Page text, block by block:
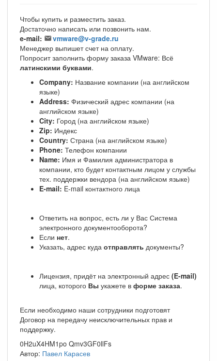
Чтобы купить и разместить заказ.
Достаточно написать или позвонить нам.
e-mail:
vmware@v-grade.ru
Менеджер выпишет счет на оплату.
Попросит заполнить форму заказа VMware: Всё
латинскими буквами.
Company: Название компании (на английском
языке)
Address: Физический адрес компании (на
английском языке)
City: Город (на английском языке)
Zip: Индекс
Country: Страна (на английском языке)
Phone: Телефон компании
Name: Имя и Фамилия администратора в
компании, кто будет контактным лицом у службы
тех. поддержки вендора (на английском языке)
E-mail: E-mail контактного лица
Ответить на вопрос, есть ли у Вас Система
электронного документооборота?
Если нет.
Указать, адрес куда отправлять документы?
Лицензия, придёт на электронный адрес (E-mail)
лица, которого Вы укажете в форме заказа.
Если необходимо наши сотрудники подготовят
Договор на передачу неисключительных прав и
поддержку.
0H2uX4HM1po Qmv3GF0llFs
Автор: Павел Карасев